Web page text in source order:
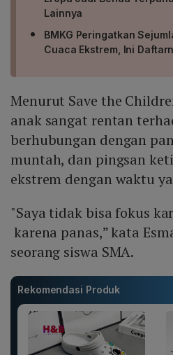
Lainnya
BMKG Peringatkan
Cuaca Ekstrem, Ini
Menurut Save the
anak sangat rentan
berhubungan dengan
muntah, dan pingsan
ekstrem dengan waktu
"Saya tidak bisa fokus
karena panas,” kata
seorang siswa SMA.
Rekomendasi Produk